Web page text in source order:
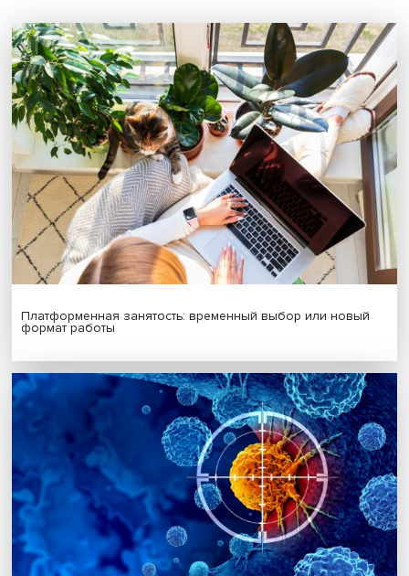
— Насколько ваша методика применима для разных
юрисдикций? Можно ли использовать ее, например,
Китая, чтобы проверить возможность санкционной
политики в отношении него?
Екатерина:Можно его даже напрямую накладывать,
потому, что и антироссийской, и антикитайской
повесткой занимаются примерно одни и те же люди.
многое зависит от конкретного предмета санкций, но
алгоритм в принципе идентичный.
Дата публикации: 18.10.2024
Автор:Сергей Сычев, ведущий эксперт ИСИЭЗ НИУ
Поделиться
Будь всегда в курсе !
Подпишись на наши новости: